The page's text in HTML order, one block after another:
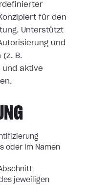
für den
Unterstützt
und
(z. B.
und aktive
oder im Namen
jeweiligen